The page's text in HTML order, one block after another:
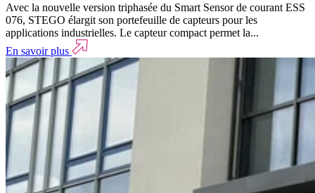
Avec la nouvelle version triphasée du Smart Sensor de courant ESS
076, STEGO élargit son portefeuille de capteurs pour les
applications industrielles. Le capteur compact permet la...
En savoir plus